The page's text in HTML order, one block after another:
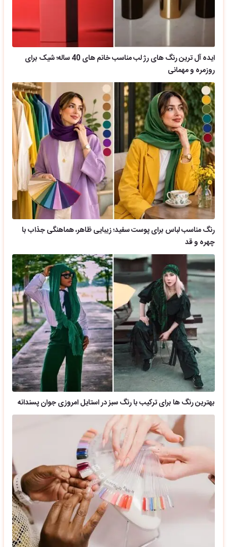
ایده آل ترین رنگ های رژ لب مناسب خانم های 40 ساله؛ شیک برای
روزمره و مهمانی
رنگ مناسب لباس برای پوست سفید؛ زیبایی ظاهر، هماهنگی جذاب با
چهره و قد
بهترین رنگ ها برای ترکیب با رنگ سبز در استایل امروزی جوان پسندانه